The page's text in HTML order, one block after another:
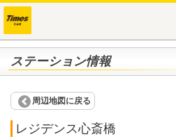
ステーション情報
周辺地図に戻る
レジデンス心斎橋